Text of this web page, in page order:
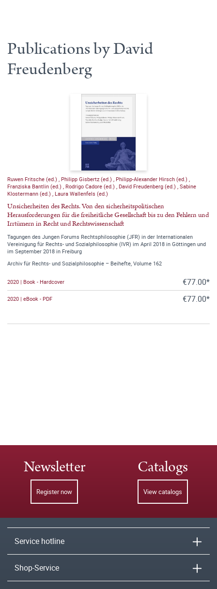
Publications by David
Freudenberg
Ruwen Fritsche (ed.) Philipp Gisbertz (ed.) Philipp-Alexander Hirsch (ed.)
Franziska Bantlin (ed.)
Rodrigo Cadore (ed.) David Freudenberg (ed.) Sabine
Klostermann (ed.)
Laura Wallenfels (ed.)
Unsicherheiten des Rechts. Von den sicherheitspolitischen
Herausforderungen für die freiheitliche Gesellschaft bis zu den Fehlern und
Irrtümern in Recht und Rechtswissenschaft
Tagungen des Jungen Forums Rechtsphilosophie (JFR) in der Internationalen
Vereinigung für Rechts- und Sozialphilosophie (IVR) im April 2018 in Göttingen und
im September 2018 in Freiburg
Archiv für Rechts- und Sozialphilosophie – Beihefte, Volume 162
2020 | Book - Hardcover €77.00*
2020 | eBook - PDF €77.00*
Newsletter
Register now
Catalogs
View catalogs
Service hotline
Shop-Service